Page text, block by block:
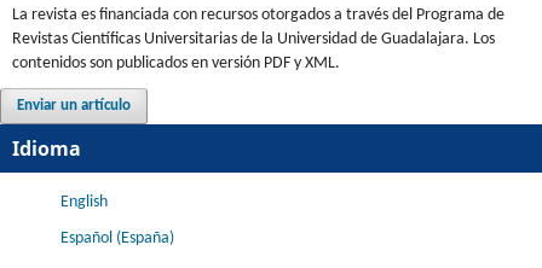
La revista es financiada con recursos otorgados a través del Programa de
Revistas Científicas Universitarias de la Universidad de Guadalajara. Los
contenidos son publicados en versión PDF y XML.
Enviar un artículo
Idioma
English
Español (España)